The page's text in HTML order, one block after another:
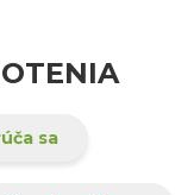
sa